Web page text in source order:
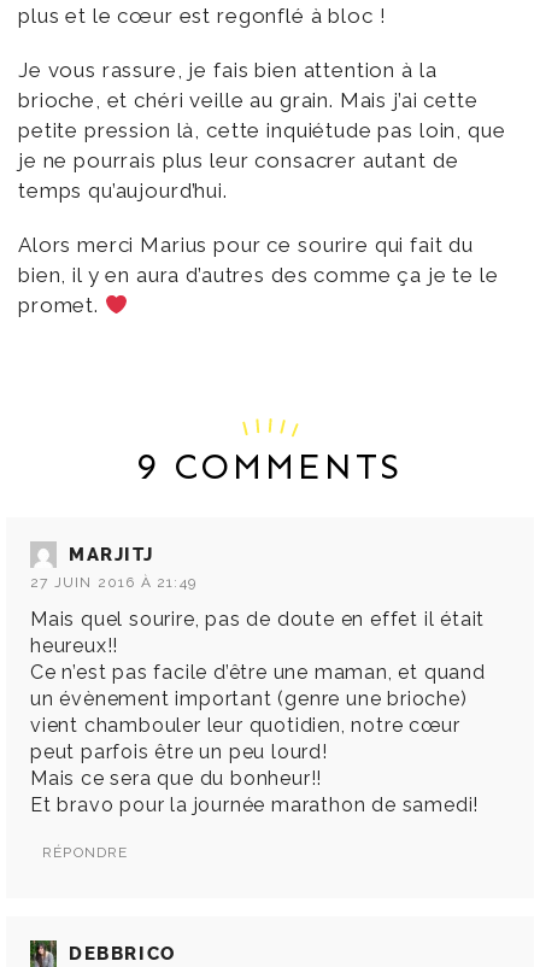
plus et le cœur est regonflé à bloc !
Je vous rassure, je fais bien attention à la
brioche, et chéri veille au grain. Mais j’ai cette
petite pression là, cette inquiétude pas loin, que
je ne pourrais plus leur consacrer autant de
temps qu’aujourd’hui.
Alors merci Marius pour ce sourire qui fait du
bien, il y en aura d’autres des comme ça je te le
promet.
9 COMMENTS
MARJITJ
27 JUIN 2016 À 21:49
Mais quel sourire, pas de doute en effet il était
heureux!!
Ce n’est pas facile d’être une maman, et quand
un évènement important (genre une brioche)
vient chambouler leur quotidien, notre cœur
peut parfois être un peu lourd!
Mais ce sera que du bonheur!!
Et bravo pour la journée marathon de samedi!
RÉPONDRE
DEBBRICO